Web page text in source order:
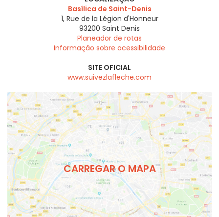
Basílica de Saint-Denis
1, Rue de la Légion d'Honneur
93200 Saint Denis
Planeador de rotas
Informação sobre acessibilidade
SITE OFICIAL
www.suivezlafleche.com
CARREGAR O MAPA